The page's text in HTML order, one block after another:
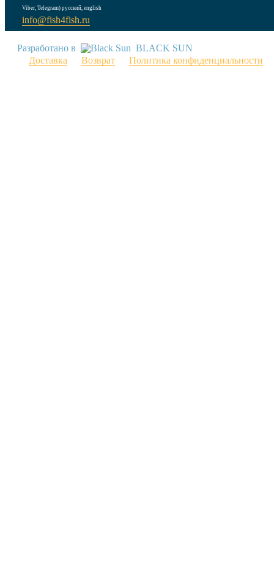
Viber, Telegram) русский, english
info@fish4fish.ru
Разработано в
BLACK SUN
Доставка
Возврат Политика конфиденциальности